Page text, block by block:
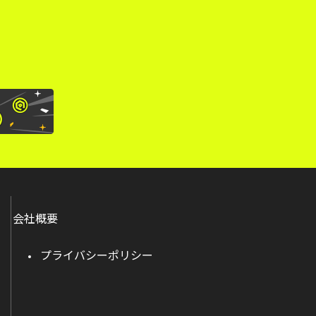
会社概要
プライバシーポリシー